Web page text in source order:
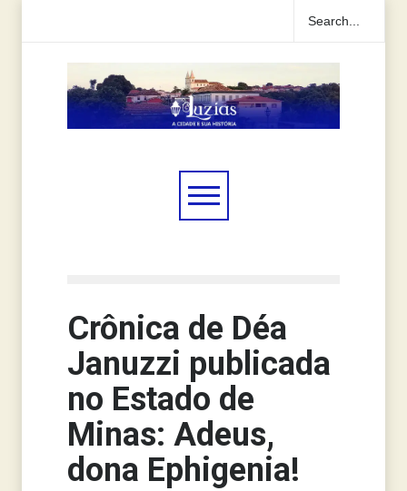
Crônica de Déa
Januzzi publicada
no Estado de
Minas: Adeus,
dona Ephigenia!